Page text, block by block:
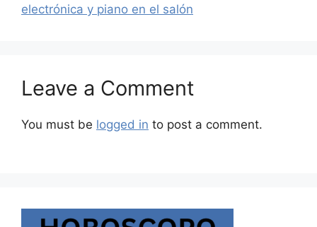
electrónica y piano en el salón
Leave a Comment
You must be logged in to post a comment.